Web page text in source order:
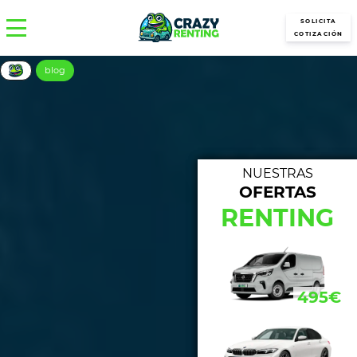
SOLICITA
COTIZACIÓN
blog
433€
NUESTRAS
OFERTAS
RENTING
495€